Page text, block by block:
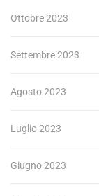
Ottobre 2023
Settembre 2023
Agosto 2023
Luglio 2023
Giugno 2023